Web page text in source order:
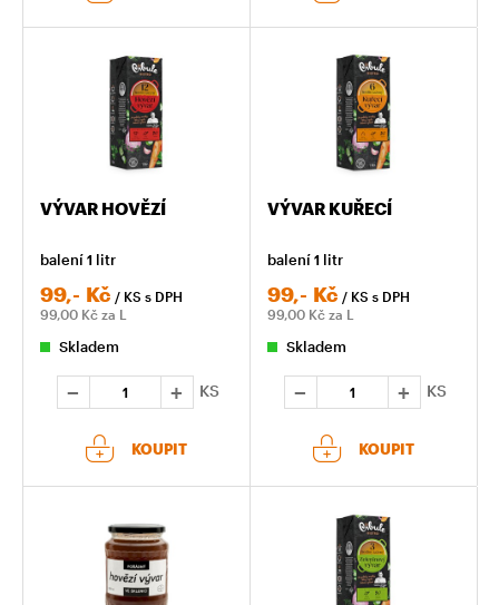
VÝVAR HOVĚZÍ
balení 1 litr
99,- Kč / KS s DPH
99,00 Kč za L
Skladem
KS
KOUPIT
VÝVAR KUŘECÍ
balení 1 litr
99,- Kč / KS s DPH
99,00 Kč za L
Skladem
KS
KOUPIT